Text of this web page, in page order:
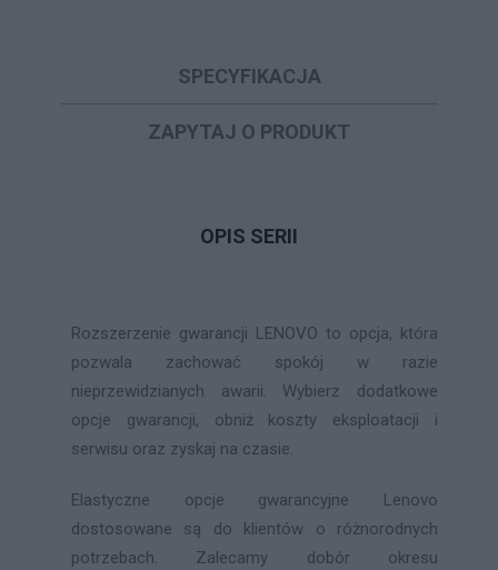
SPECYFIKACJA
ZAPYTAJ O PRODUKT
OPIS SERII
Rozszerzenie gwarancji LENOVO to opcja, która
pozwala zachować spokój w razie
nieprzewidzianych awarii. Wybierz dodatkowe
opcje gwarancji, obniż koszty eksploatacji i
serwisu oraz zyskaj na czasie.
Elastyczne opcje gwarancyjne Lenovo
dostosowane są do klientów o różnorodnych
potrzebach. Zalecamy dobór okresu